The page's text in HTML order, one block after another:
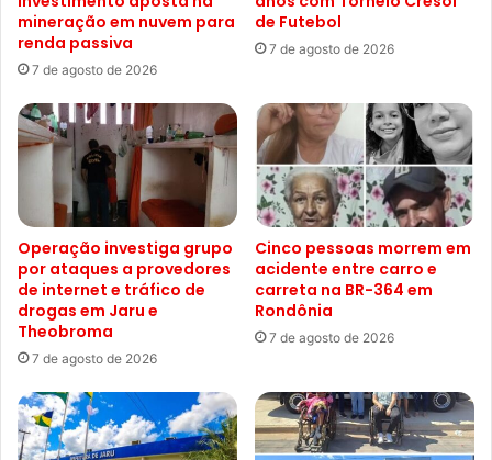
mineração em nuvem para
renda passiva
7 de agosto de 2026
de Futebol
7 de agosto de 2026
Operação investiga grupo
por ataques a provedores
de internet e tráfico de
drogas em Jaru e
Theobroma
7 de agosto de 2026
Cinco pessoas morrem em
acidente entre carro e
carreta na BR-364 em
Rondônia
7 de agosto de 2026